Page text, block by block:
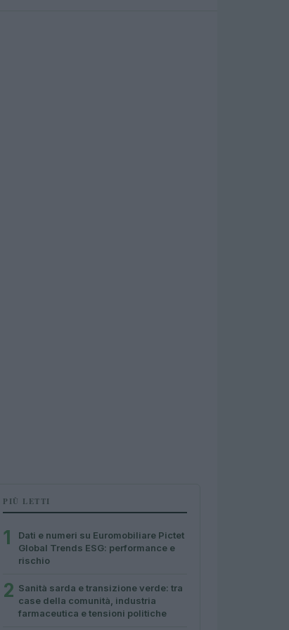
PIÙ LETTI
1
Dati e numeri su Euromobiliare Pictet
Global Trends ESG: performance e
rischio
2 Sanità sarda e transizione verde: tra
case della comunità, industria
farmaceutica e tensioni politiche